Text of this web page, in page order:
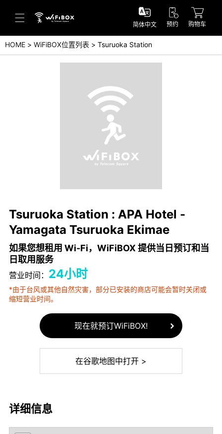
帮助／询问
简体中文 预约 购物车
HOME WiFiBOX位置列表 Tsuruoka Station
Tsuruoka Station : APA Hotel -
Yamagata Tsuruoka Ekimae
如果您想租用 Wi-Fi，WiFiBOX 提供当日预订和当
日取用服务
营业时间： 24小时
*由于台风或其他自然灾害，部分已安装的商店可能会暂时关闭或
缩短营业时间。
现在就预订WiFiBOX!
在谷歌地图中打开 >
详细信息